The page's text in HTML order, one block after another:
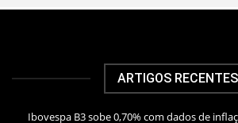
ARTIGOS RECENTES
Ibovespa B3 sobe 0,70% com dados de